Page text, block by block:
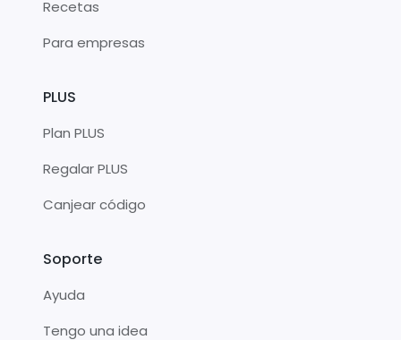
Recetas
Para empresas
PLUS
Plan PLUS
Regalar PLUS
Canjear código
Soporte
Ayuda
Tengo una idea